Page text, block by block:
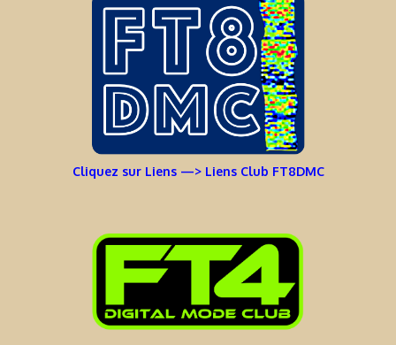
Cliquez sur Liens —> Liens Club FT8DMC